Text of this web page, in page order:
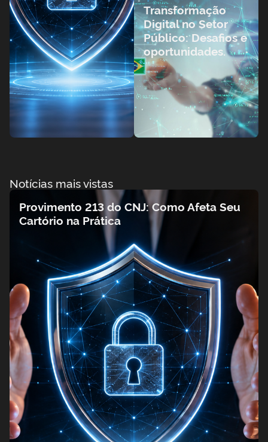
Transformação
Digital no Setor
Público: Desafios e
oportunidades.
Notícias mais vistas
Provimento 213 do CNJ: Como Afeta Seu
Cartório na Prática